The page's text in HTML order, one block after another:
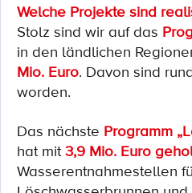
Welche Projekte sind
Stolz sind wir auf das
in den ländlichen
Mio. Euro. Davon sind
worden.
Das nächste Programm
hat mit3,9 Mio. Euro
Wasserentnahmestellen